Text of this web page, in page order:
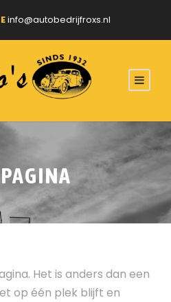
Einfo@autobedrijfroxs.nl
Het is anders dan een
op één plek blijft en